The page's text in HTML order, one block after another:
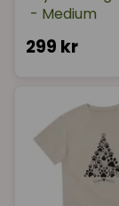
- Medium
299 kr